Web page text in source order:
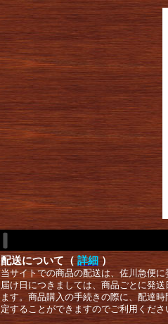
配送について（ 詳細 ）
当サイトでの商品の配送は、佐川急便
届け日につきましては、商品ごとに発
ます。商品購入の手続きの際に、配達
定することができますのでご利用くださ